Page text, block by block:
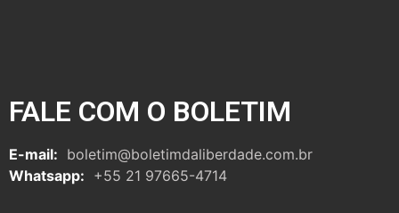
FALE COM O BOLETIM
E-mail: boletim@boletimdaliberdade.com.br
Whatsapp: +55 21 97665-4714